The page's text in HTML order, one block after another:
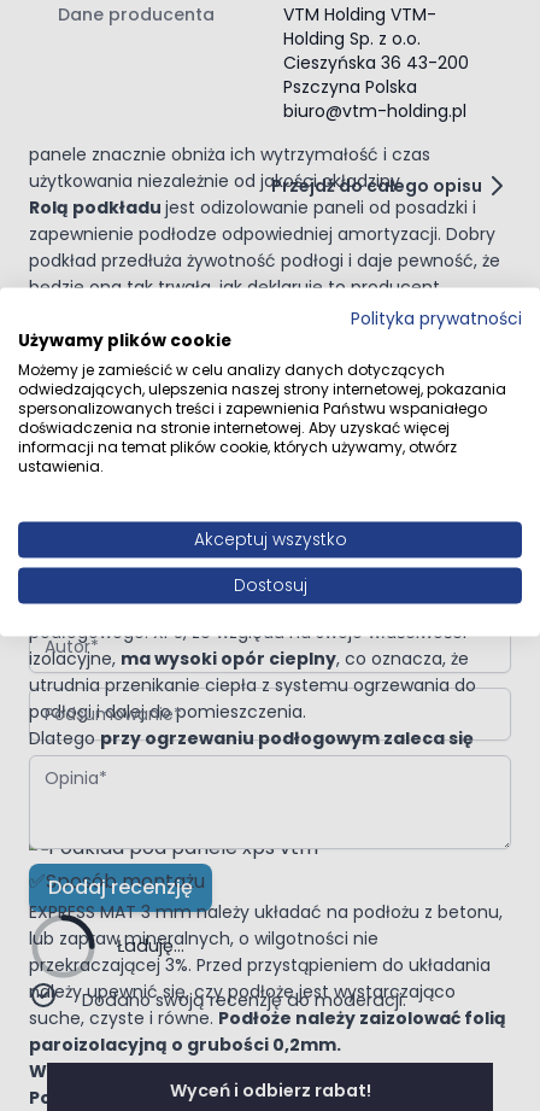
konieczność, podłogi pływające nie mogę mieć
bezpośredniego kontaktu z posadzką, ponieważ groziłoby
to ich zawilgoceniem, a ponadto zbyt mocnym
naprężeniem pod wpływem nacisku ze strony mebli, czy
użytkowników podłogi. Nie zastosowanie podkładu pod
panele znacznie obniża ich wytrzymałość i czas
użytkowania niezależnie od jakości okładziny.
Rolą podkładu jest odizolowanie paneli od posadzki i
zapewnienie podłodze odpowiedniej amortyzacji. Dobry
podkład przedłuża żywotność podłogi i daje pewność, że
będzie ona tak trwała, jak deklaruje to producent.
Podkłady podłogowe mają jeszcze inne niezwykle istotne
funkcje, a mianowicie są to izolacja cieplna oraz izolacja
akustyczna.
Wybór podkładupod panele podłogowe na pewno nie
może być kwestią przypadku. Od jakości zastosowanego
produktu zależy zarówno komfort domowników, jak i
trwałość samej okładziny oraz koszty ogrzewania.
Podkład z polistyrenu ekstrudowanego (XPS) jest
materiałem, któryteoretycznie można stosować pod
ogrzewanie podłogowe, lecz nie jest to
zalecaneprzez producentów systemów ogrzewania
podłogowego. XPS, ze względu na swoje właściwości
izolacyjne, ma wysoki opór cieplny, co oznacza, że
utrudnia przenikanie ciepła z systemu ogrzewania do
podłogi i dalej do pomieszczenia.
Dlategoprzy ogrzewaniu podłogowym zaleca się
stosowanie podkładów o niskim oporze cieplnym
które umożliwiają efektywniejsze przekazywanie ciepła z
✅Sposób montażu
EXPRESS MAT 3 mm należy układać na podłożu z betonu,
lub zapraw mineralnych, o wilgotności nie
przekraczającej 3%. Przed przystąpieniem do układania
należy upewnić się, czy podłoże jest wystarczająco
suche, czyste i równe. Podłoże należy zaizolować folią
paroizolacyjną o grubości 0,2mm.
Wskazówki montażowe:
Podkład należy układać luźno w rzędach, z
Dane producenta
VTM Holding VTM-
Holding Sp. z o.o.
Cieszyńska 36 43-200
Pszczyna Polska
biuro@vtm-holding.pl
Przejdź do całego opisu
Napisz własną recenzję
Napisz opinię o produkcie:
Twoja ocena:
Podsumowanie
Opinia
Dodaj recenzję
Ładuję...
Dodano swoją recenzję do moderacji.
Wyceń i odbierz rabat!
Polityka prywatności
Używamy plików cookie
Możemy je zamieścić w celu analizy danych dotyczących
odwiedzających, ulepszenia naszej strony internetowej, pokazania
spersonalizowanych treści i zapewnienia Państwu wspaniałego
doświadczenia na stronie internetowej. Aby uzyskać więcej
informacji na temat plików cookie, których używamy, otwórz
ustawienia.
Akceptuj wszystko
Dostosuj